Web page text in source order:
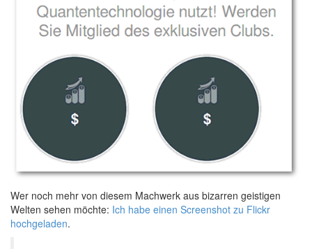
Wer noch mehr von diesem Machwerk aus bizarren geistigen
Welten sehen möchte: Ich habe einen Screenshot zu Flickr
hochgeladen.